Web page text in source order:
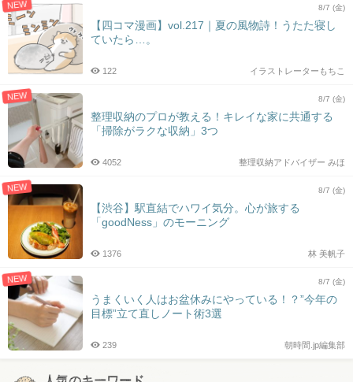
NEW 8/7 (金)
【四コマ漫画】vol.217｜夏の風物詩！うたた寝し
ていたら…。
イラストレーターもちこ
122
NEW 8/7 (金)
整理収納のプロが教える！キレイな家に共通する
「掃除がラクな収納」3つ
整理収納アドバイザー みほ
4052
NEW 8/7 (金)
【渋谷】駅直結でハワイ気分。心が旅する
「goodNess」のモーニング
林 美帆子
1376
NEW 8/7 (金)
うまくいく人はお盆休みにやっている！？”今年の
目標”立て直しノート術3選
朝時間.jp編集部
239